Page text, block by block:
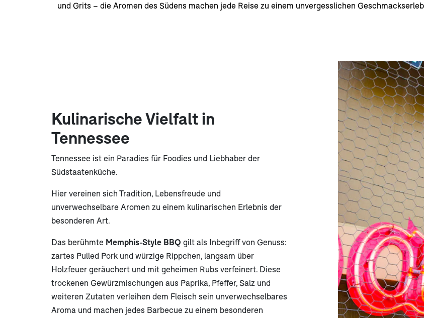
und Grits – die Aromen des Südens machen jede Reise zu einem unvergesslichen
Kulinarische Vielfalt in
Tennessee
Tennessee ist ein Paradies für Foodies und Liebhaber der
Südstaatenküche.
Hier vereinen sich Tradition, Lebensfreude und
unverwechselbare Aromen zu einem kulinarischen Erlebnis der
besonderen Art.
Das berühmte Memphis-Style BBQ gilt als Inbegriff von Genuss:
zartes Pulled Pork und würzige Rippchen, langsam über
Holzfeuer geräuchert und mit geheimen Rubs verfeinert. Diese
trockenen Gewürzmischungen aus Paprika, Pfeffer, Salz und
weiteren Zutaten verleihen dem Fleisch sein unverwechselbares
Aroma und machen jedes Barbecue zu einem besonderen